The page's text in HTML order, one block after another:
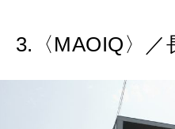
3.〈MAOIQ〉／